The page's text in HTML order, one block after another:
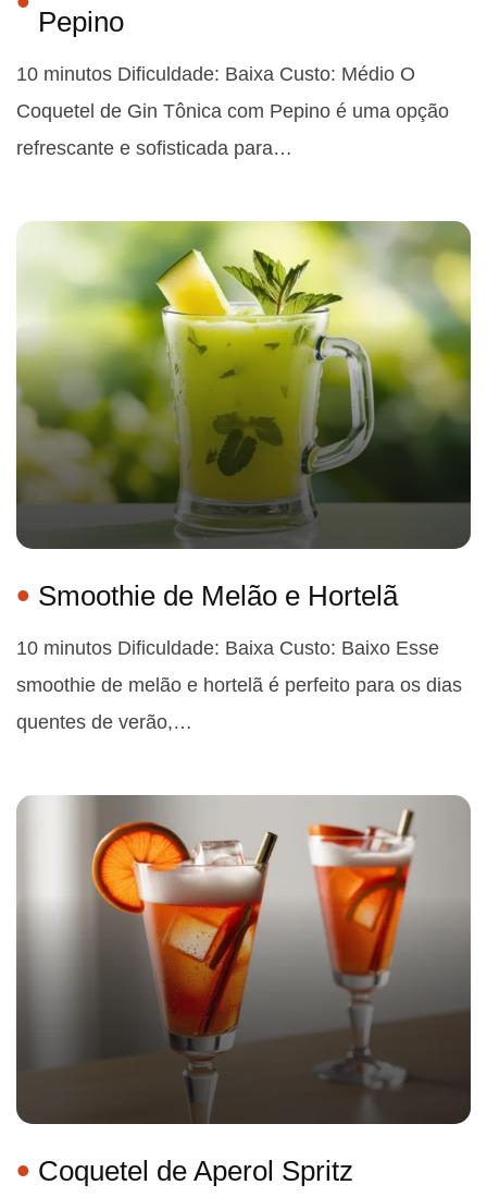
Pepino
10 minutos Dificuldade: Baixa Custo: Médio O
Coquetel de Gin Tônica com Pepino é uma opção
refrescante e sofisticada para…
Smoothie de Melão e Hortelã
10 minutos Dificuldade: Baixa Custo: Baixo Esse
smoothie de melão e hortelã é perfeito para os dias
quentes de verão,…
Coquetel de Aperol Spritz